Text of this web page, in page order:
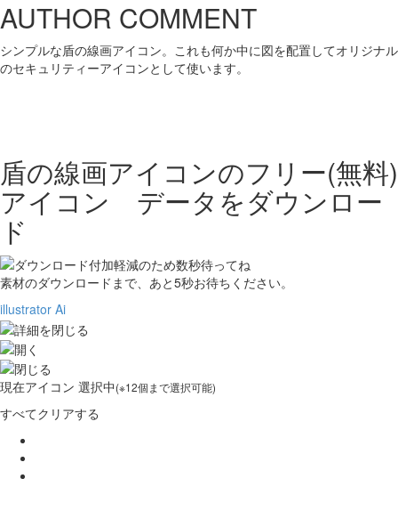
AUTHOR COMMENT
シンプルな盾の線画アイコン。これも何か中に図を配置してオリジナル
のセキュリティーアイコンとして使います。
盾の線画アイコンのフリー(無料)
アイコン データをダウンロー
ド
素材のダウンロードまで、あと5秒お待ちください。
illustrator Ai
現在アイコン 選択中(※12個まで選択可能)
すべてクリアする